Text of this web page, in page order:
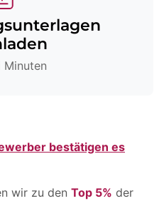
Minuten
bestätigen es
wir zu den Top 5% der